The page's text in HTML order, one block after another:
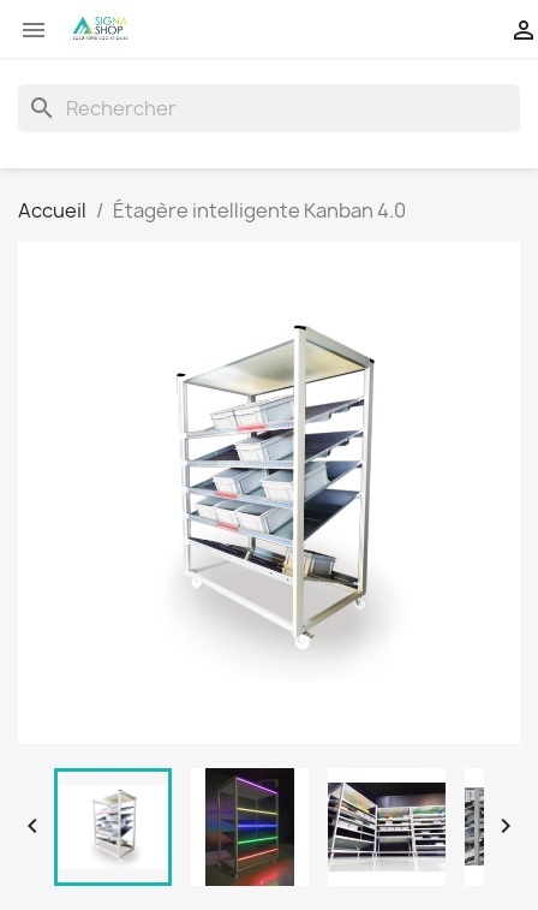
 
search
Accueil Étagère intelligente Kanban 4.0
 